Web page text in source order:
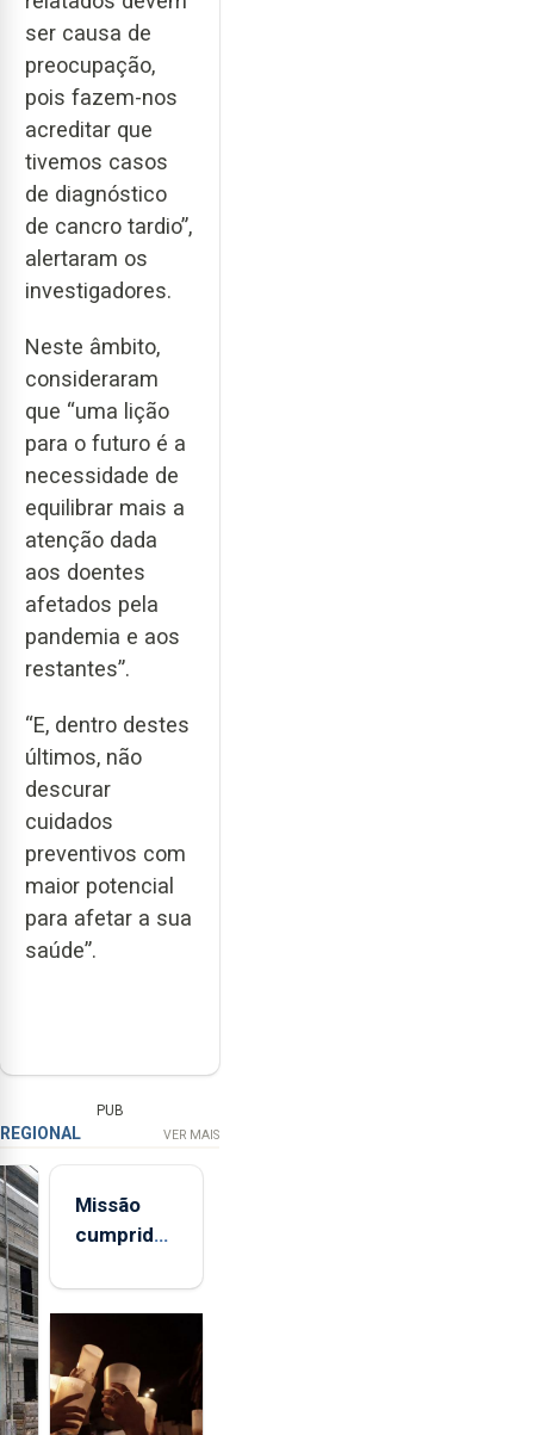
ser causa de
preocupação,
pois fazem-nos
acreditar que
tivemos casos
de diagnóstico
de cancro tardio”,
alertaram os
investigadores.
Neste âmbito,
consideraram
que “uma lição
para o futuro é a
necessidade de
equilibrar mais a
atenção dada
aos doentes
afetados pela
pandemia e aos
restantes”.
“E, dentro destes
últimos, não
descurar
cuidados
preventivos com
maior potencial
para afetar a sua
saúde”.
PUB
REGIONAL VER MAIS
Missão
cumprida:
açorianos
após
missão na
Roménia